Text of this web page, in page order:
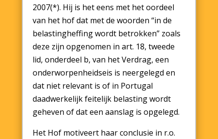
2007(*). Hij is het eens met het oordeel
van het hof dat met de woorden “in de
belastingheffing wordt betrokken” zoals
deze zijn opgenomen in art. 18, tweede
lid, onderdeel b, van het Verdrag, een
onderworpenheidseis is neergelegd en
dat niet relevant is of in Portugal
daadwerkelijk feitelijk belasting wordt
geheven of dat een aanslag is opgelegd.
Het Hof motiveert haar conclusie in r.o.